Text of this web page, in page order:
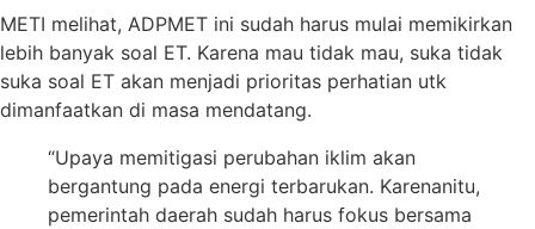
METI melihat, ADPMET ini sudah harus mulai memikirkan
lebih banyak soal ET. Karena mau tidak mau, suka tidak
suka soal ET akan menjadi prioritas perhatian utk
dimanfaatkan di masa mendatang.
“Upaya memitigasi perubahan iklim akan
bergantung pada energi terbarukan. Karenanitu,
pemerintah daerah sudah harus fokus bersama